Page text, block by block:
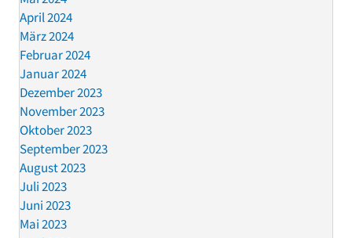
April 2024
März 2024
Februar 2024
Januar 2024
Dezember 2023
November 2023
Oktober 2023
September 2023
August 2023
Juli 2023
Juni 2023
Mai 2023